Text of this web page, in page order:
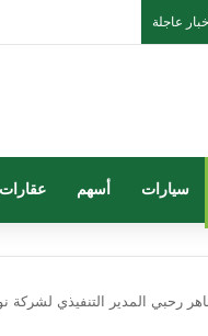
عاجلة
سيارات أسهم عقارات
رحبي المدير التنفيذي لشركة